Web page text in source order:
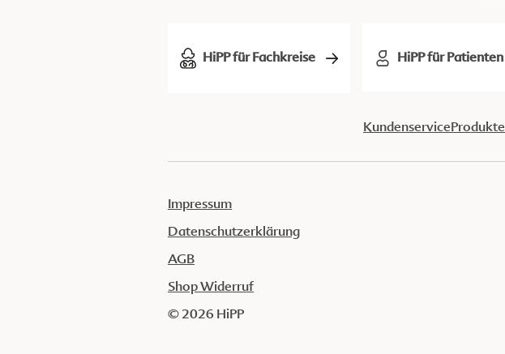
HiPP für Fachkreise HiPP für Patienten
KundenserviceProdukte
Impressum
Datenschutzerklärung
AGB
Shop Widerruf
© 2026 HiPP